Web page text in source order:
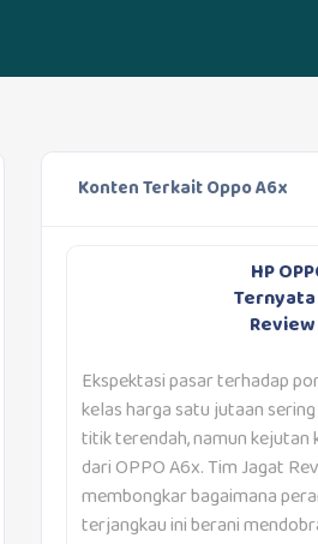
Konten Terkait Oppo A6x
HP
Review
Ekspektasi pasar terhadap
kelas harga satu jutaan
titik terendah, namun kejutan
dari OPPO A6x. Tim Jagat
membongkar bagaimana
terjangkau ini berani